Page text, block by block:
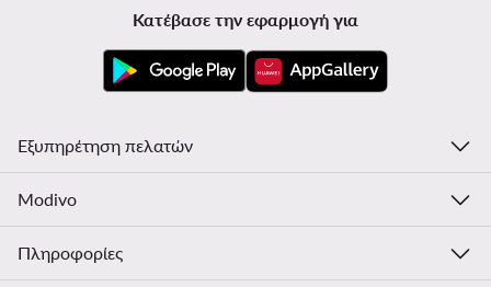
Κατέβασε την εφαρμογή για
Εξυπηρέτηση πελατών
Modivo
Πληροφορίες